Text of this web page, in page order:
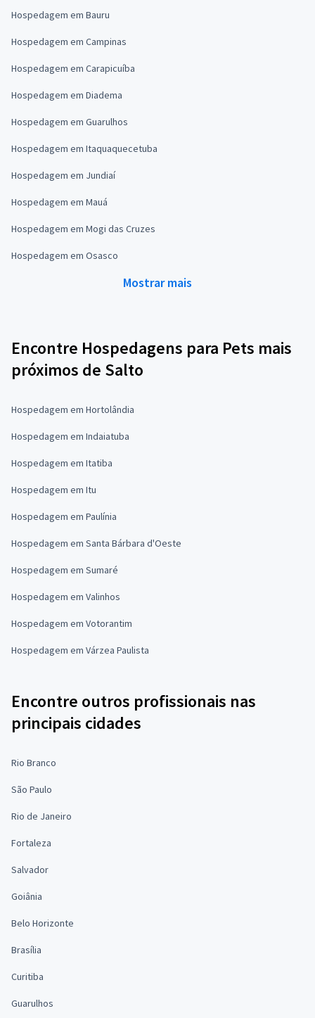
Hospedagem em Bauru
Hospedagem em Campinas
Hospedagem em Carapicuíba
Hospedagem em Diadema
Hospedagem em Guarulhos
Hospedagem em Itaquaquecetuba
Hospedagem em Jundiaí
Hospedagem em Mauá
Hospedagem em Mogi das Cruzes
Hospedagem em Osasco
Mostrar mais
Encontre Hospedagens para Pets mais
próximos de Salto
Hospedagem em Hortolândia
Hospedagem em Indaiatuba
Hospedagem em Itatiba
Hospedagem em Itu
Hospedagem em Paulínia
Hospedagem em Santa Bárbara d'Oeste
Hospedagem em Sumaré
Hospedagem em Valinhos
Hospedagem em Votorantim
Hospedagem em Várzea Paulista
Encontre outros profissionais nas
principais cidades
Rio Branco
São Paulo
Rio de Janeiro
Fortaleza
Salvador
Goiânia
Belo Horizonte
Brasília
Curitiba
Guarulhos